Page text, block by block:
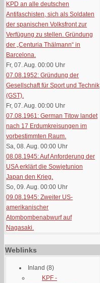
KPD an alle deutschen
Antifaschisten, sich als Soldaten
der spanischen Volksfront zur
Verfügung zu stellen. Gründung
der „Centuria Thälmann“ in
Barcelona.
Fr, 07. Aug. 00:00 Uhr
07.08.1952: Gründung der
Gesellschaft für Sport und Technik
(GST).
Fr, 07. Aug. 00:00 Uhr
07.08.1961: German Titow landet
nach 17 Erdumkreisungen im
vorbestimmten Raum.
Sa, 08. Aug. 00:00 Uhr
08.08.1945: Auf Anforderung der
USA erklärt die Sowjetunion
Japan den Krieg.
So, 09. Aug. 00:00 Uhr
09.08.1945: Zweiter US-
amerikanischer
Atombombenabwurf auf
Nagasaki.
Weblinks
Inland (8)
KPF -